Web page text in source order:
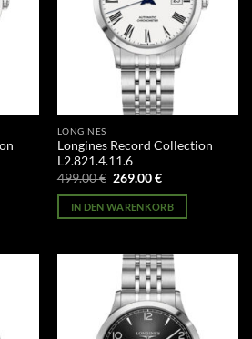
LONGINES
Longines Record Collection
L2.821.4.11.6
499.00€ Ursprünglicher
war:
499.00 €
269.00€Aktueller
ist:
269.00 €.
IN DEN WARENKORB